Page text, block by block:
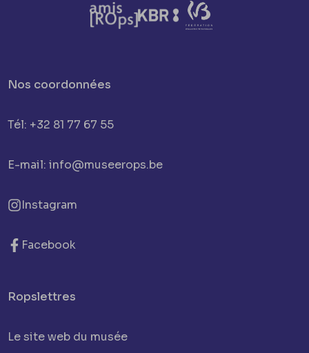
Nos coordonnées
Tél: +32 81 77 67 55
E-mail: info@museerops.be
Instagram
Facebook
Ropslettres
Le site web du musée